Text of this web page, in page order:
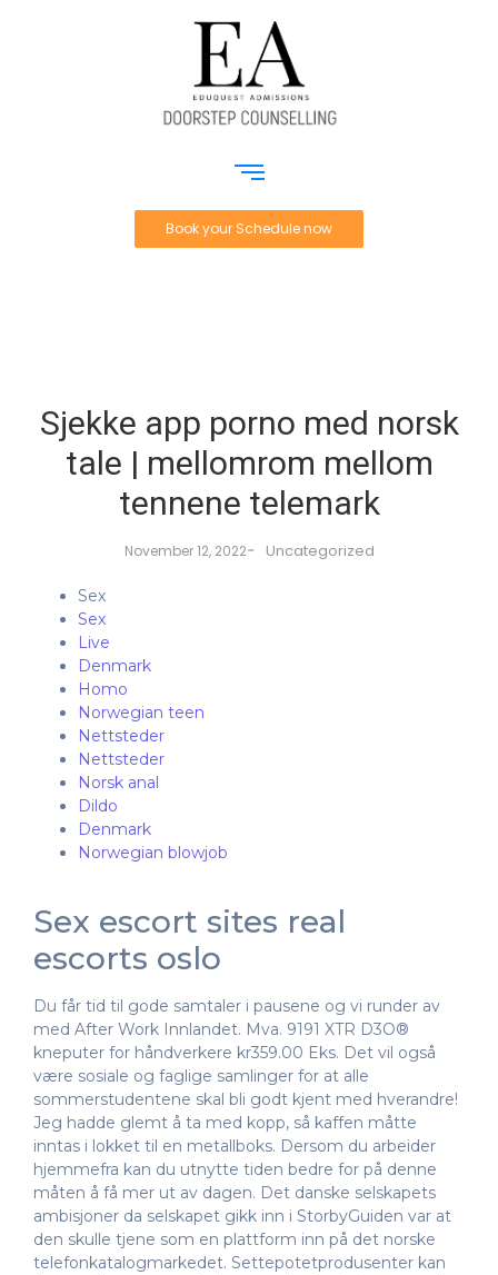
Book your Schedule now
Sjekke app porno med norsk
tale | mellomrom mellom
tennene telemark
November 12, 2022- Uncategorized
Sex
Sex
Live
Denmark
Homo
Norwegian teen
Nettsteder
Nettsteder
Norsk anal
Dildo
Denmark
Norwegian blowjob
Sex escort sites real
escorts oslo
Du får tid til gode samtaler i pausene og vi runder av
med After Work Innlandet. Mva. 9191 XTR D3O®
kneputer for håndverkere kr359.00 Eks. Det vil også
være sosiale og faglige samlinger for at alle
sommerstudentene skal bli godt kjent med hverandre!
Jeg hadde glemt å ta med kopp, så kaffen måtte
inntas i lokket til en metallboks. Dersom du arbeider
hjemmefra kan du utnytte tiden bedre for på denne
måten å få mer ut av dagen. Det danske selskapets
ambisjoner da selskapet gikk inn i StorbyGuiden var at
den skulle tjene som en plattform inn på det norske
telefonkatalogmarkedet. Settepotetprodusenter kan